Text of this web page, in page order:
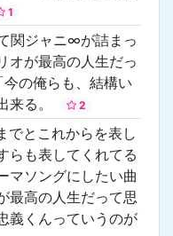
1
関ジャニ∞が詰まっ
オが最高の人生だっ
の俺らも、結構い
来る。
2
とこれからを表し
らも表してくれてる
マソングにしたい曲
最高の人生だって思
義くんっていうのが